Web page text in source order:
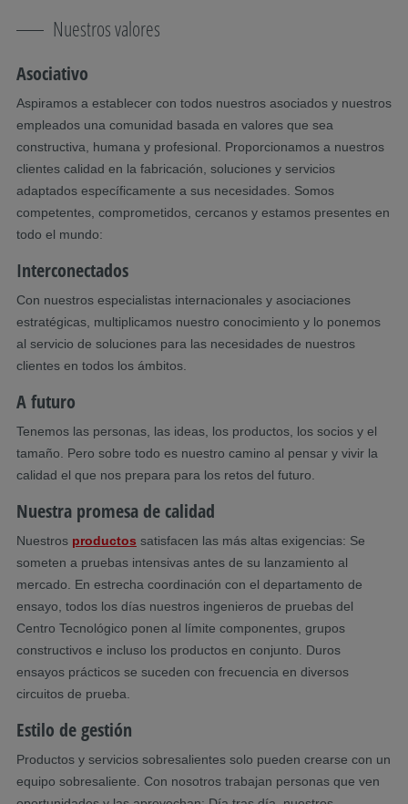
Nuestros valores
Asociativo
Aspiramos a establecer con todos nuestros asociados y nuestros
empleados una comunidad basada en valores que sea
constructiva, humana y profesional. Proporcionamos a nuestros
clientes calidad en la fabricación, soluciones y servicios
adaptados específicamente a sus necesidades. Somos
competentes, comprometidos, cercanos y estamos presentes en
todo el mundo:
Interconectados
Con nuestros especialistas internacionales y asociaciones
estratégicas, multiplicamos nuestro conocimiento y lo ponemos
al servicio de soluciones para las necesidades de nuestros
clientes en todos los ámbitos.
A futuro
Tenemos las personas, las ideas, los productos, los socios y el
tamaño. Pero sobre todo es nuestro camino al pensar y vivir la
calidad el que nos prepara para los retos del futuro.
Nuestra promesa de calidad
Nuestros productos satisfacen las más altas exigencias: Se
someten a pruebas intensivas antes de su lanzamiento al
mercado. En estrecha coordinación con el departamento de
ensayo, todos los días nuestros ingenieros de pruebas del
Centro Tecnológico ponen al límite componentes, grupos
constructivos e incluso los productos en conjunto. Duros
ensayos prácticos se suceden con frecuencia en diversos
circuitos de prueba.
Estilo de gestión
Productos y servicios sobresalientes solo pueden crearse con un
equipo sobresaliente. Con nosotros trabajan personas que ven